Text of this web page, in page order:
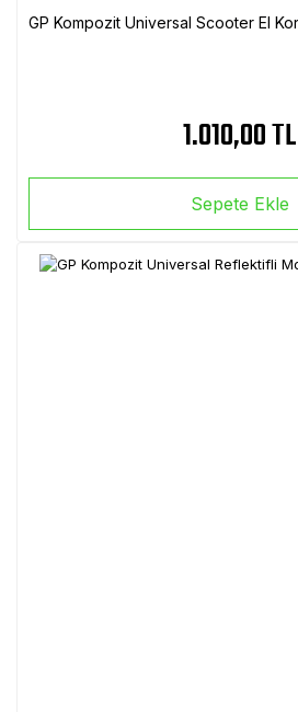
GP Kompozit Universal Scooter El
1.010,00 TL
Sepete Ekle